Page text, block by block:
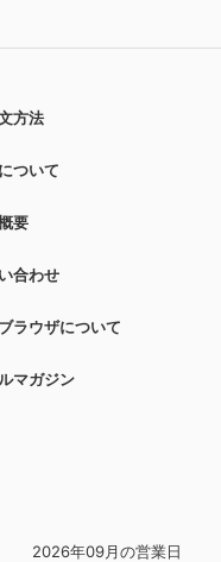
2026年09月の営業日
方法
ついて
要
合わせ
ラウザについて
マガジン